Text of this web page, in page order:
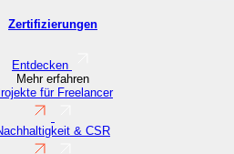
Zertifizierungen
Entdecken
Mehr erfahren
für Freelancer
& CSR